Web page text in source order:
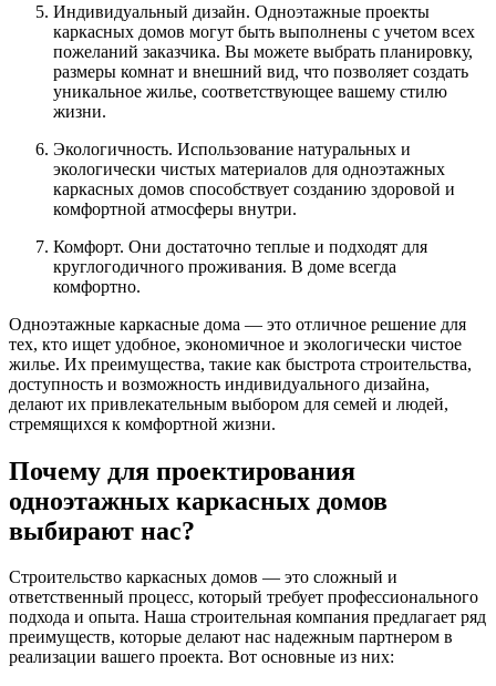
Индивидуальный дизайн. Одноэтажные проекты
каркасных домов могут быть выполнены с учетом всех
пожеланий заказчика. Вы можете выбрать планировку,
размеры комнат и внешний вид, что позволяет создать
уникальное жилье, соответствующее вашему стилю
жизни.
Экологичность. Использование натуральных и
экологически чистых материалов для одноэтажных
каркасных домов способствует созданию здоровой и
комфортной атмосферы внутри.
Комфорт. Они достаточно теплые и подходят для
круглогодичного проживания. В доме всегда
комфортно.
Одноэтажные каркасные дома — это отличное решение для
тех, кто ищет удобное, экономичное и экологически чистое
жилье. Их преимущества, такие как быстрота строительства,
доступность и возможность индивидуального дизайна,
делают их привлекательным выбором для семей и людей,
стремящихся к комфортной жизни.
Почему для проектирования
одноэтажных каркасных домов
выбирают нас?
Строительство каркасных домов — это сложный и
ответственный процесс, который требует профессионального
подхода и опыта. Наша строительная компания предлагает ряд
преимуществ, которые делают нас надежным партнером в
реализации вашего проекта. Вот основные из них: